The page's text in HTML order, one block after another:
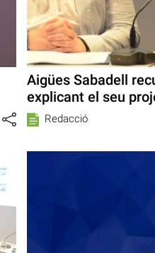
Aigües Sabadell
explicant el seu
Redacció